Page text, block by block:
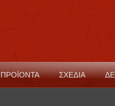
ΠΡΟΪΟΝΤΑ ΣΧΕΔΙΑ